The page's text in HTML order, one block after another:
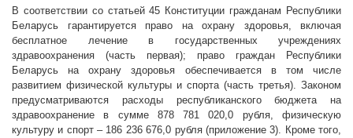
В соответствии со статьей 45 Конституции гражданам Республики
Беларусь гарантируется право на охрану здоровья, включая
бесплатное лечение в государственных учреждениях
здравоохранения (часть первая); право граждан Республики
Беларусь на охрану здоровья обеспечивается в том числе
развитием физической культуры и спорта (часть третья). Законом
предусматриваются расходы республиканского бюджета на
здравоохранение в сумме 878 781 020,0 рубля, физическую
культуру и спорт – 186 236 676,0 рубля(приложение 3). Кроме того,